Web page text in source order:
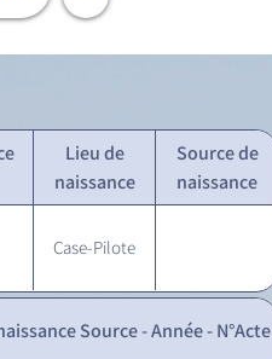
Lieu de
naissance
Source de
naissance
Case-Pilote
Source - Année - N°Acte